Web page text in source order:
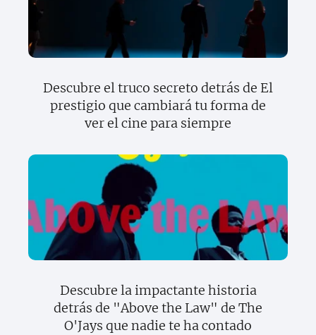
Descubre el truco secreto detrás de El
prestigio que cambiará tu forma de
ver el cine para siempre
Descubre la impactante historia
detrás de "Above the Law" de The
O'Jays que nadie te ha contado